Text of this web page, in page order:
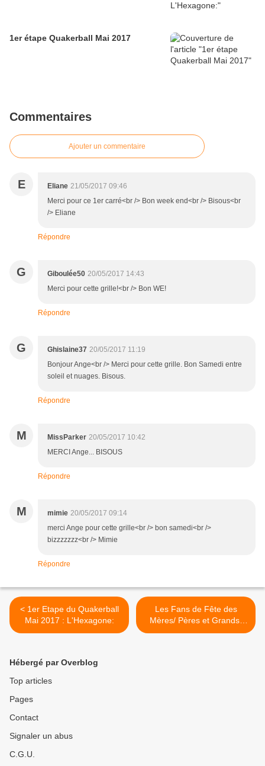
1er étape Quakerball Mai 2017
Commentaires
Ajouter un commentaire
E Eliane 21/05/2017 09:46
Merci pour ce 1er carré<br /> Bon week end<br /> Bisous<br
/> Eliane
Répondre
G Giboulée50 20/05/2017 14:43
Merci pour cette grille!<br /> Bon WE!
Répondre
G Ghislaine37 20/05/2017 11:19
Bonjour Ange<br /> Merci pour cette grille. Bon Samedi entre
soleil et nuages. Bisous.
Répondre
M MissParker 20/05/2017 10:42
MERCI Ange... BISOUS
Répondre
M mimie 20/05/2017 09:14
merci Ange pour cette grille<br /> bon samedi<br />
bizzzzzzz<br /> Mimie
Répondre
< 1er Etape du Quakerball
Mai 2017 : L'Hexagone:
Les Fans de Fête des
Mères/ Pères et Grands-
Mères/Pères >
Hébergé par Overblog
Top articles
Pages
Contact
Signaler un abus
C.G.U.